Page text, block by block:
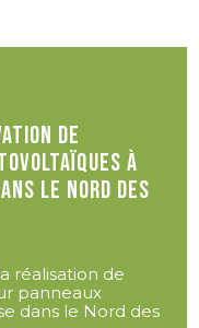
de
à
le Nord des
réalisation de
panneaux
dans le Nord des